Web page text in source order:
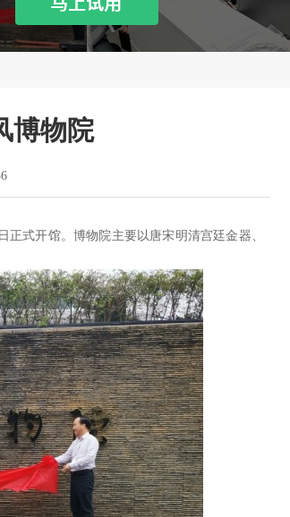
博物院
正式开馆。博物院主要以唐宋明清宫廷金器、